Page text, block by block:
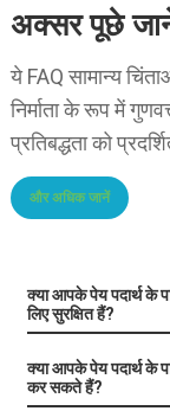
अक्सर पूछे
ये FAQ सामान्य
निर्माता के रूप में
प्रतिबद्धता को
और अधिक जानें
क्या आपके पेय पदार्थ के
लिए सुरक्षित हैं?
क्या आपके पेय पदार्थ के
कर सकते हैं?